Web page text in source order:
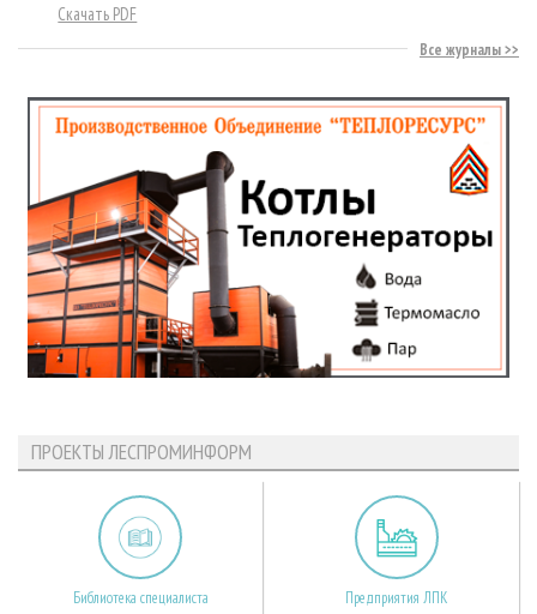
Скачать PDF
Все журналы
ПРОЕКТЫ ЛЕСПРОМИНФОРМ
Библиотека специалиста Предприятия ЛПК